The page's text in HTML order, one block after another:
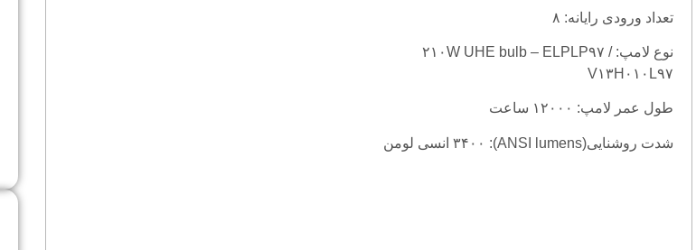
تعداد ورودی رایانه: ۸
نوع لامپ: ۲۱۰W UHE bulb – ELPLP۹۷ /
V۱۳H۰۱۰L۹۷
طول عمر لامپ: ۱۲۰۰۰ ساعت
شدت روشنایی(ANSI lumens): ۳۴۰۰ انسی لومن